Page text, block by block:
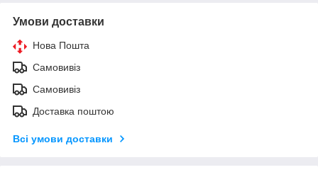
Умови доставки
Нова Пошта
Самовивіз
Самовивіз
Доставка поштою
Всі умови доставки